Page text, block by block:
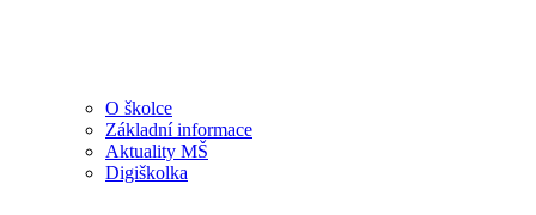
O školce
Základní informace
Aktuality MŠ
Digiškolka